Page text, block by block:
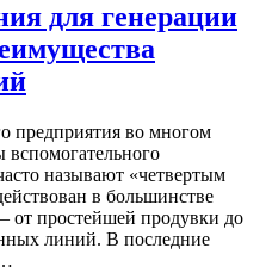
для генерации
предприятия во многом
вспомогательного
называют «четвертым
в большинстве
от простейшей продувки до
линий. В последние